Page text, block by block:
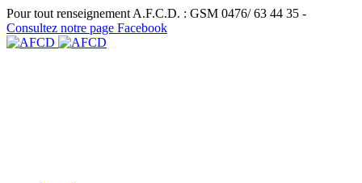
Pour tout renseignement A.F.C.D. : GSM 0476/ 63 44 35 -
Consultez notre page Facebook